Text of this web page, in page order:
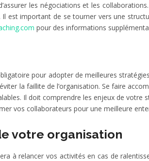
les négociations et les
important de se tourner vers une
pour des informations
pour adopter de meilleures
la faillite de l’organisation. Se faire
Il doit comprendre les enjeux de
vos collaborateurs pour une meilleure
votre organisation
à relancer vos activités en cas de